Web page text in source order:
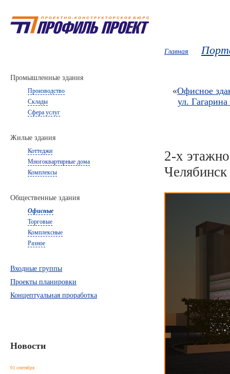
Главная
«Офисное
ул.
2-х
Челябинск
Промышленные здания
Производство
Склады
Сфера услуг
Жилые здания
Коттеджи
Многоквартирные дома
Комплексы
Общественные здания
Офисные
Торговые
Комплексные
Разное
Входные группы
Проекты планировки
Концептуальная проработка
Новости
01 сентября